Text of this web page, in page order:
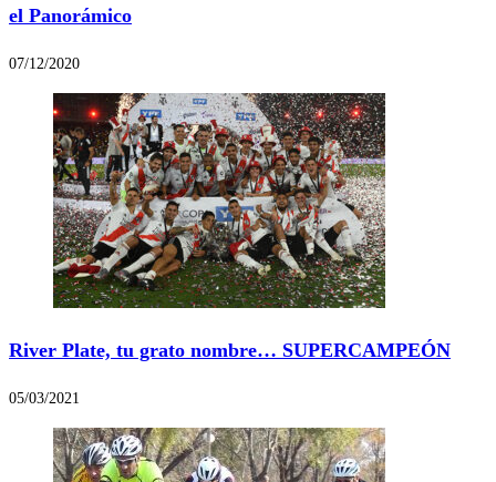
el Panorámico
07/12/2020
River Plate, tu grato nombre… SUPERCAMPEÓN
05/03/2021